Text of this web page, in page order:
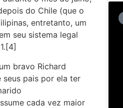
do Chile (que o
entretanto, um
seu sistema legal
bravo Richard
seus pais por ela ter
cada vez maior